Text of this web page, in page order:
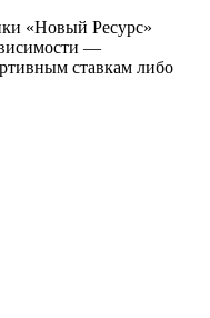
«Новый Ресурс»
—
ставкам либо